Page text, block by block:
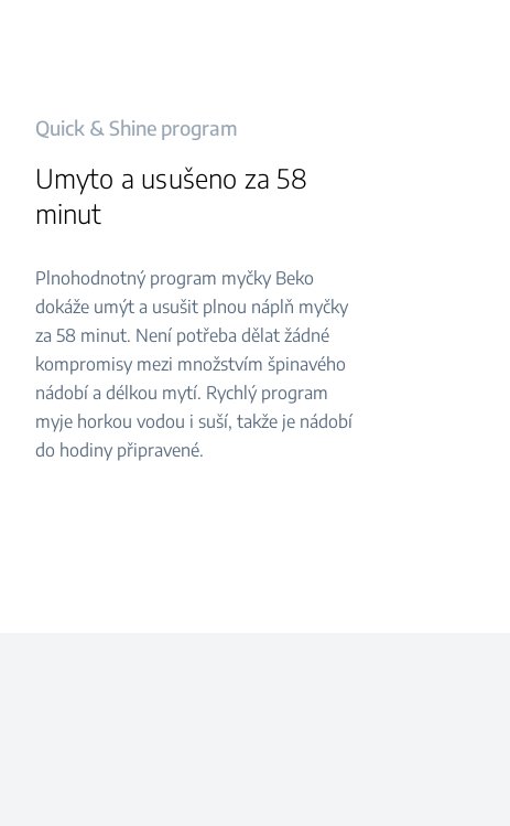
Quick & Shine program
Umyto a usušeno za 58
minut
Plnohodnotný program myčky Beko
dokáže umýt a usušit plnou náplň myčky
za 58 minut. Není potřeba dělat žádné
kompromisy mezi množstvím špinavého
nádobí a délkou mytí. Rychlý program
myje horkou vodou i suší, takže je nádobí
do hodiny připravené.